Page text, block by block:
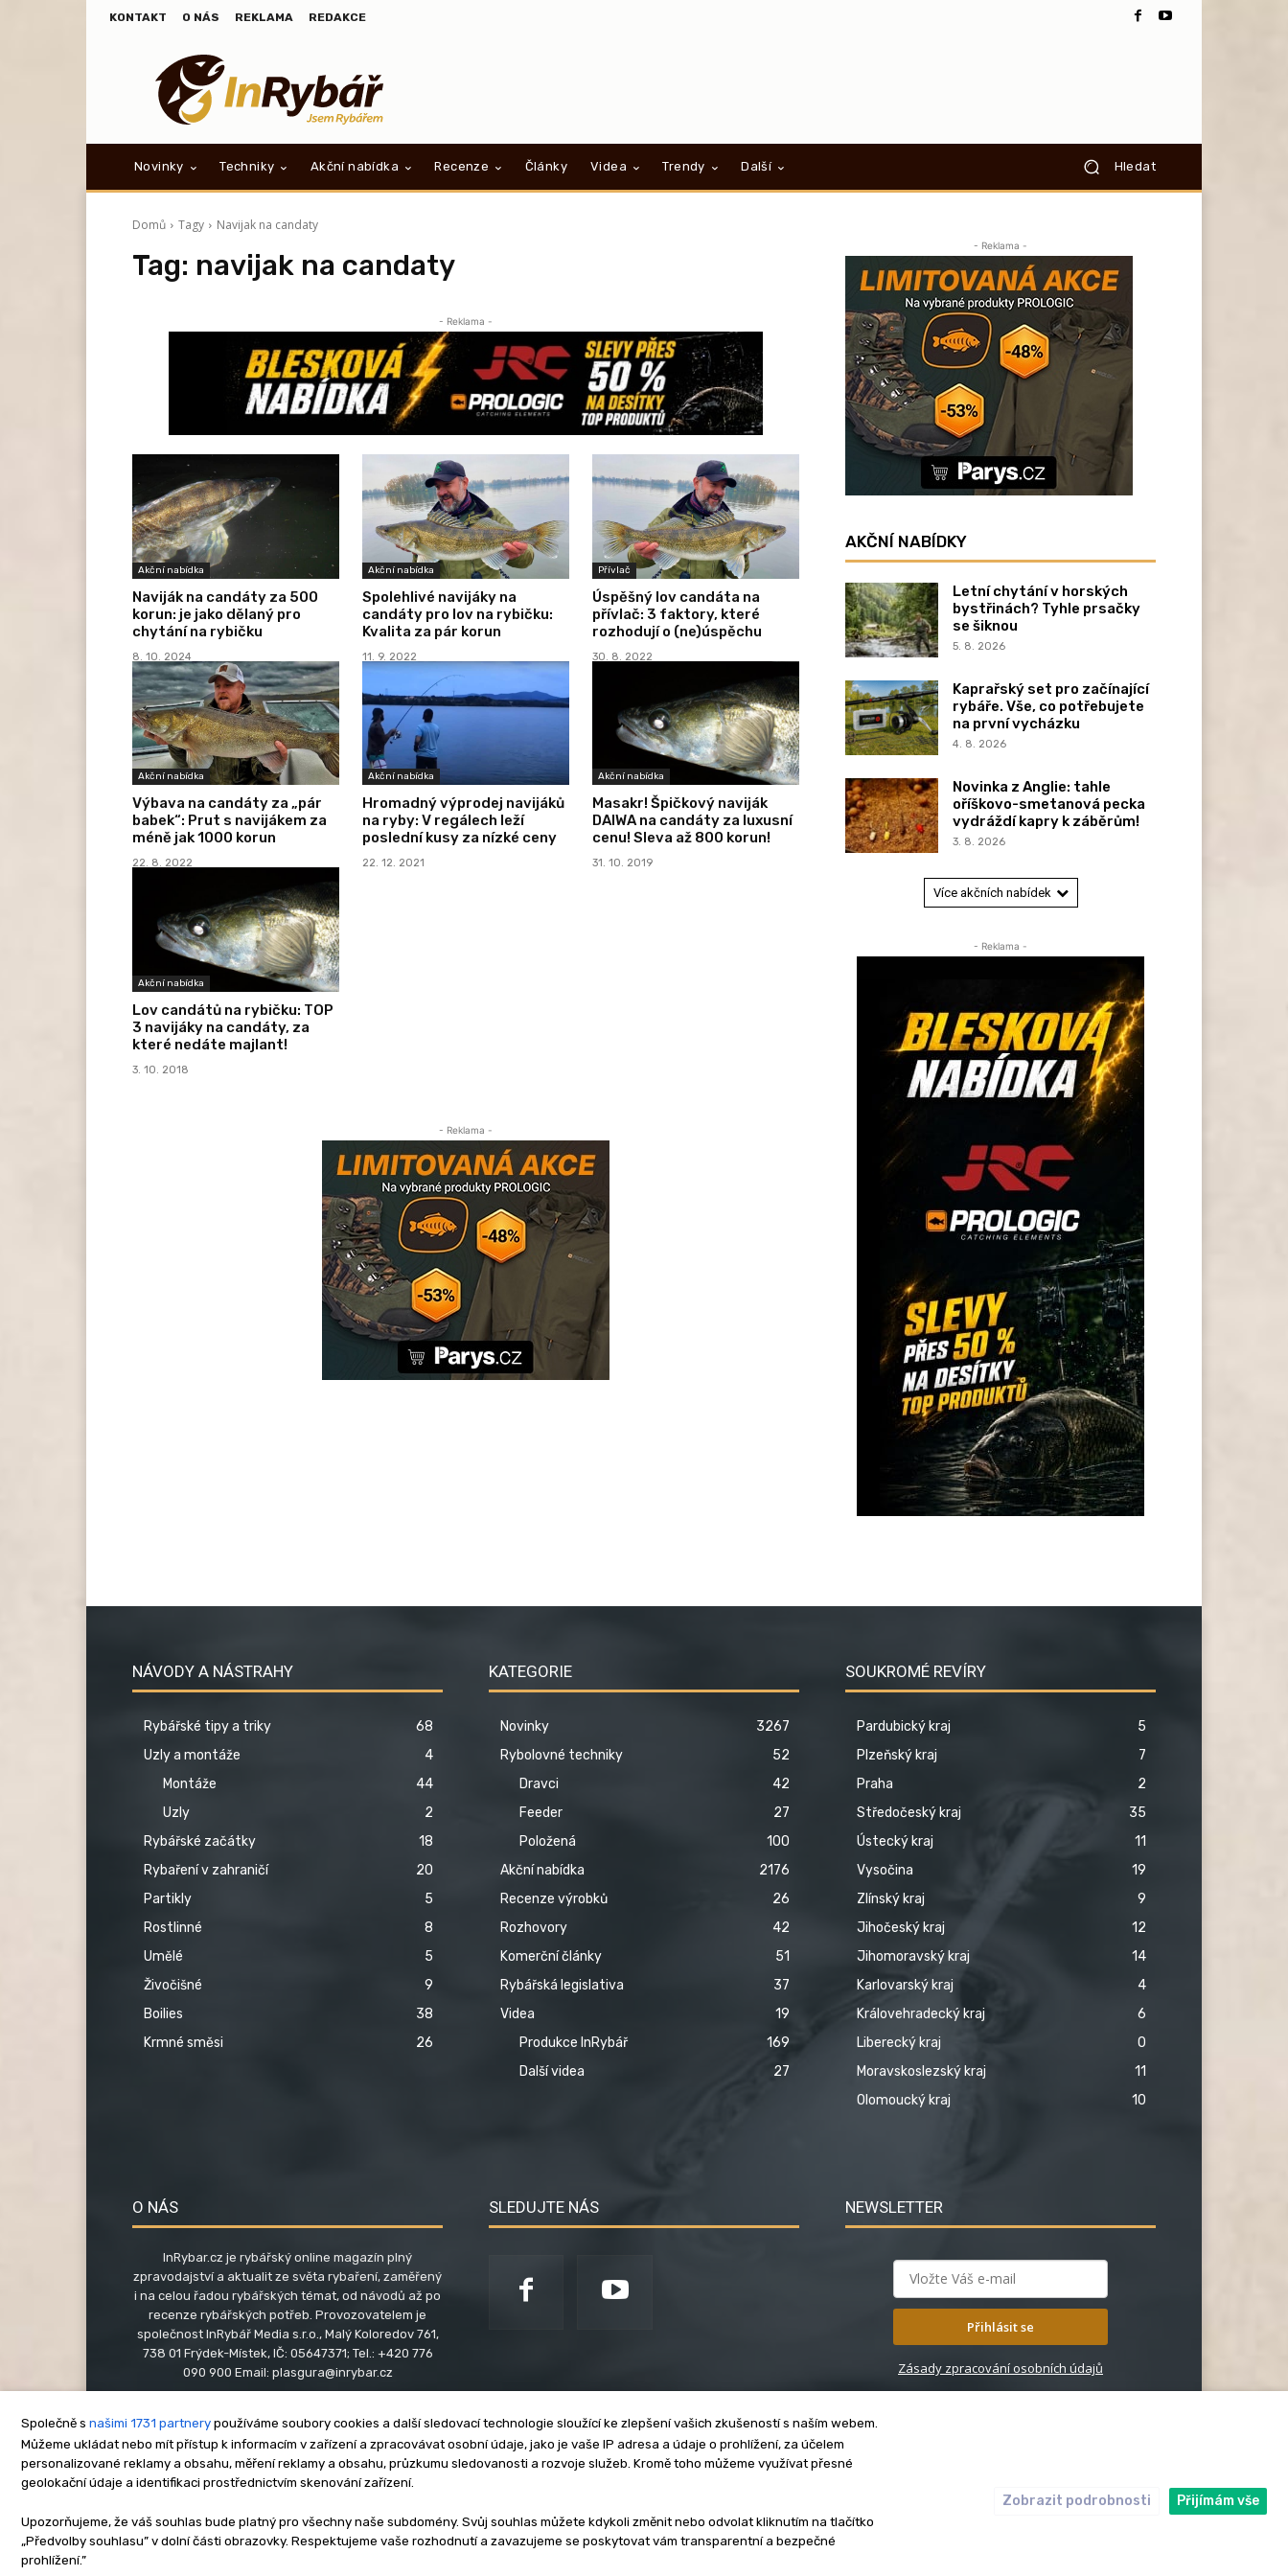
KONTAKT O NÁS REKLAMA REDAKCE
Novinky Techniky Akční nabídka Recenze Články Videa Trendy Další Hledat
Domů Tagy Navijak na candaty
Tag: navijak na candaty
- Reklama -
Akční nabídka
Naviják na candáty za 500
korun: je jako dělaný pro
chytání na rybičku
8. 10. 2024
Akční nabídka
Spolehlivé navijáky na
candáty pro lov na rybičku:
Kvalita za pár korun
11. 9. 2022
Přívlač
Úspěšný lov candáta na
přívlač: 3 faktory, které
rozhodují o (ne)úspěchu
30. 8. 2022
Akční nabídka
Výbava na candáty za „pár
babek“: Prut s navijákem za
méně jak 1000 korun
22. 8. 2022
Akční nabídka
Hromadný výprodej navijáků
na ryby: V regálech leží
poslední kusy za nízké ceny
22. 12. 2021
Akční nabídka
Masakr! Špičkový naviják
DAIWA na candáty za luxusní
cenu! Sleva až 800 korun!
31. 10. 2019
Akční nabídka
Lov candátů na rybičku: TOP
3 navijáky na candáty, za
které nedáte majlant!
3. 10. 2018
- Reklama -
- Reklama -
AKČNÍ NABÍDKY
Letní chytání v horských
bystřinách? Tyhle prsačky
se šiknou
5. 8. 2026
Kaprařský set pro začínající
rybáře. Vše, co potřebujete
na první vycházku
4. 8. 2026
Novinka z Anglie: tahle
oříškovo-smetanová pecka
vydráždí kapry k záběrům!
3. 8. 2026
Více akčních nabídek
- Reklama -
NÁVODY A NÁSTRAHY
Rybářské tipy a triky
68
Uzly a montáže
4
Montáže
44
Uzly
2
Rybářské začátky
18
Rybaření v zahraničí
20
Partikly
5
Rostlinné
8
Umělé
5
Živočišné
9
Boilies
38
Krmné směsi
26
KATEGORIE
Novinky
3267
Rybolovné techniky
52
Dravci
42
Feeder
27
Položená
100
Akční nabídka
2176
Recenze výrobků
26
Rozhovory
42
Komerční články
51
Rybářská legislativa
37
Videa
19
Produkce InRybář
169
Další videa
27
SOUKROMÉ REVÍRY
Pardubický kraj
5
Plzeňský kraj
7
Praha
2
Středočeský kraj
35
Ústecký kraj
11
Vysočina
19
Zlínský kraj
9
Jihočeský kraj
12
Jihomoravský kraj
14
Karlovarský kraj
4
Královehradecký kraj
6
Liberecký kraj
0
Moravskoslezský kraj
11
Olomoucký kraj
10
O NÁS
InRybar.cz je rybářský online magazín plný
zpravodajství a aktualit ze světa rybaření, zaměřený
i na celou řadou rybářských témat, od návodů až po
recenze rybářských potřeb. Provozovatelem je
společnost InRybář Media s.r.o., Malý Koloredov 761,
738 01 Frýdek-Místek, IČ: 05647371; Tel.: +420 776
090 900 Email: plasgura@inrybar.cz
SLEDUJTE NÁS NEWSLETTER
Přihlásit se
Zásady zpracování osobních údajů
O nás Kontakt Reklama Zásady soukromí Privacy policy Cookies Etický kodex
Copyright © www.inrybar.cz 2013 - 2026 | Na veškerý materiál, který je zde uveřejněný, se vztahují autorská práva. Redakce InRybar.cz.
Společně s našimi 1731 partnery používáme soubory cookies a další sledovací technologie sloužící ke zlepšení vašich zkušeností s naším webem.
Můžeme ukládat nebo mít přístup k informacím v zařízení a zpracovávat osobní údaje, jako je vaše IP adresa a údaje o prohlížení, za účelem
personalizované reklamy a obsahu, měření reklamy a obsahu, průzkumu sledovanosti a rozvoje služeb. Kromě toho můžeme využívat přesné
geolokační údaje a identifikaci prostřednictvím skenování zařízení.
Upozorňujeme, že váš souhlas bude platný pro všechny naše subdomény. Svůj souhlas můžete kdykoli změnit nebo odvolat kliknutím na tlačítko
„Předvolby souhlasu” v dolní části obrazovky. Respektujeme vaše rozhodnutí a zavazujeme se poskytovat vám transparentní a bezpečné
prohlížení.”
Zobrazit podrobnosti Přijímám vše